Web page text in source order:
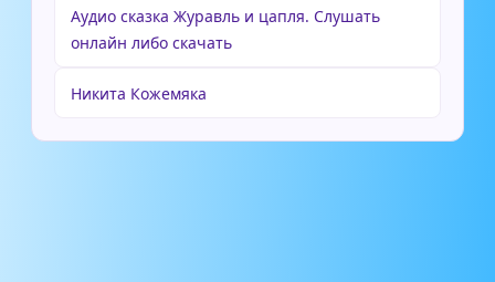
Аудио сказка Журавль и цапля. Слушать
онлайн либо скачать
Никита Кожемяка